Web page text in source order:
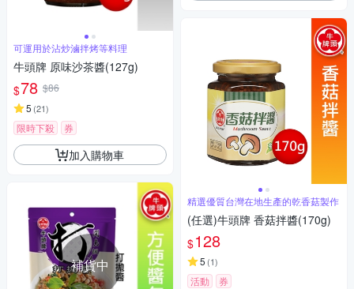
可運用於沾炒滷拌烤等料理
牛頭牌 原味沙茶醬(127g)
$78 $86
5 (21)
限時下殺 券
加入購物車
補貨中
精選優質台灣在地生產的乾香菇製作
(任選)牛頭牌 香菇拌醬(170g)
$128
5 (1)
活動 券